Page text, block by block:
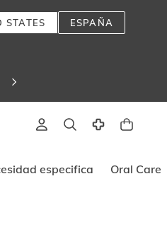
STATES ESPAÑA
por tecladoespecifica Oral Care